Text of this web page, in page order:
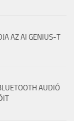
AZ AI GENIUS-T
AUDIÓ